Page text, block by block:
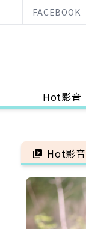
FACEBOOK
Hot影音
Hot影音